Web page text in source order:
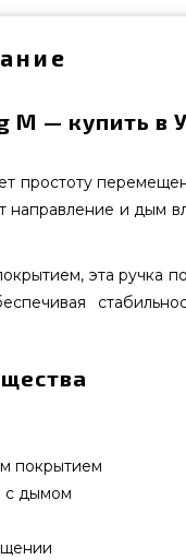
M — купить в
простоту
направление и дым
эта ручка
покрытием
с дымом